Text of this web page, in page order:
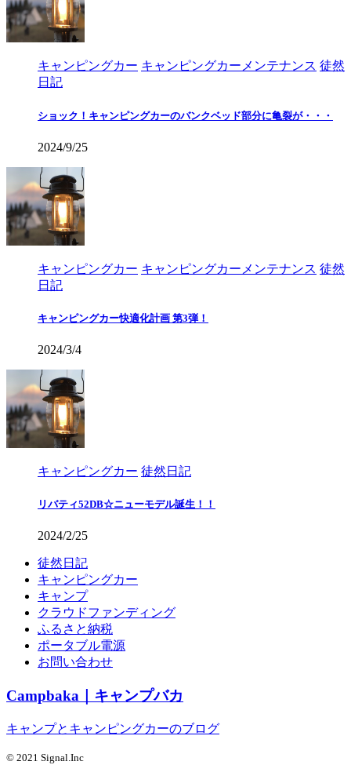
キャンピングカー キャンピングカーメンテナンス 徒然
日記
ショック！キャンピングカーのバンクベッド部分に亀裂が・・・
2024/9/25
キャンピングカー キャンピングカーメンテナンス 徒然
日記
キャンピングカー快適化計画 第3弾！
2024/3/4
キャンピングカー 徒然日記
リバティ52DB☆ニューモデル誕生！！
2024/2/25
徒然日記
キャンピングカー
キャンプ
クラウドファンディング
ふるさと納税
ポータブル電源
お問い合わせ
Campbaka｜キャンプバカ
キャンプとキャンピングカーのブログ
© 2021 Signal.Inc